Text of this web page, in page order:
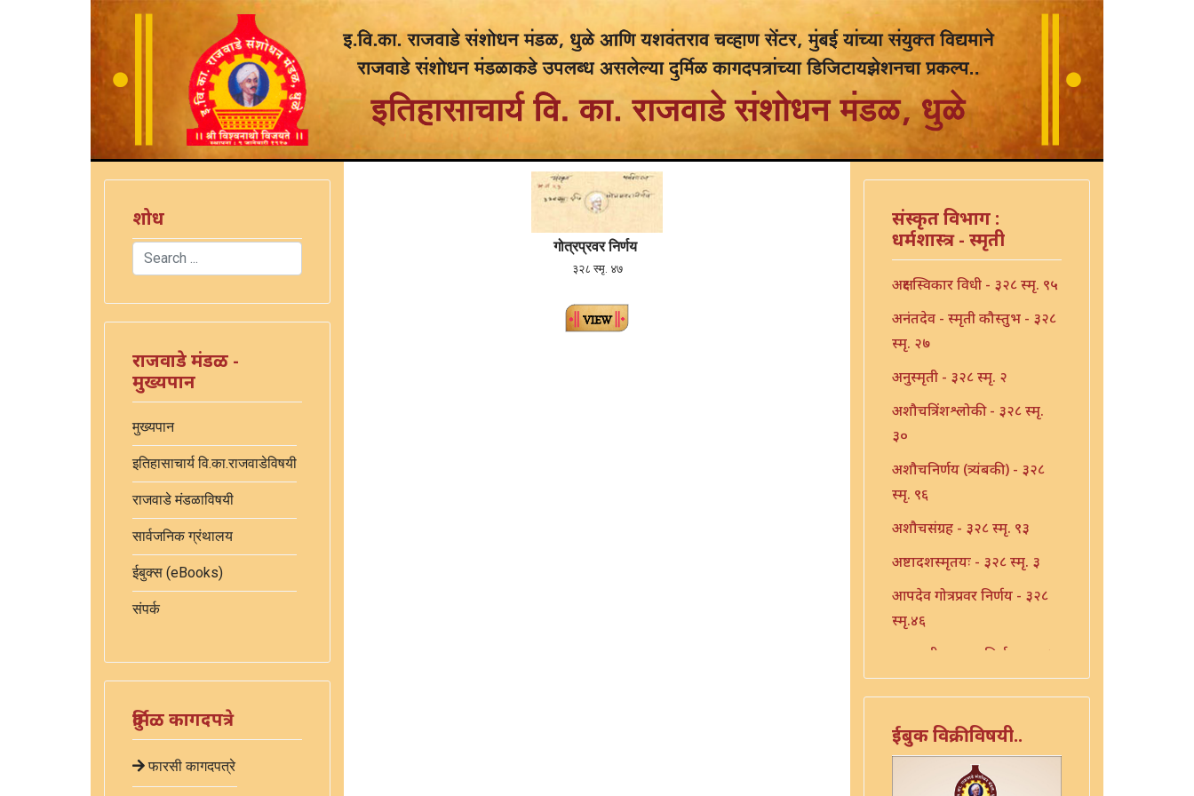
शोध
Search
राजवाडे मंडळ -
मुख्यपान
मुख्यपान
इतिहासाचार्य वि.का.राजवाडेविषयी
राजवाडे मंडळाविषयी
सार्वजनिक ग्रंथालय
ईबुक्स (eBooks)
संपर्क
दुर्मिळ कागदपत्रे
फारसी कागदपत्रे
गोत्रप्रवर निर्णय
३२८ स्मृ. ४७
संस्कृत विभाग :
धर्मशास्त्र - स्मृती
अक्षर स्विकार विधी - ३२८ स्मृ. ९५
अनंतदेव - स्मृती कौस्तुभ - ३२८
स्मृ. २७
अनुस्मृती - ३२८ स्मृ. २
अशौचत्रिंशश्लोकी - ३२८ स्मृ.
३०
अशौचनिर्णय (त्र्यंबकी) - ३२८
स्मृ. ९६
अशौचसंग्रह - ३२८ स्मृ. ९३
अष्टादशस्मृतयः - ३२८ स्मृ. ३
आपदेव गोत्रप्रवर निर्णय - ३२८
स्मृ.४६
एकादशी उपवास निर्णय - ३२८
स्मृ. ४१
एकादशी निर्णय - ३२८ स्मृ. ४०
एकादशी निर्णय - ३२८ स्मृ.४२
ईबुक विक्रीविषयी..